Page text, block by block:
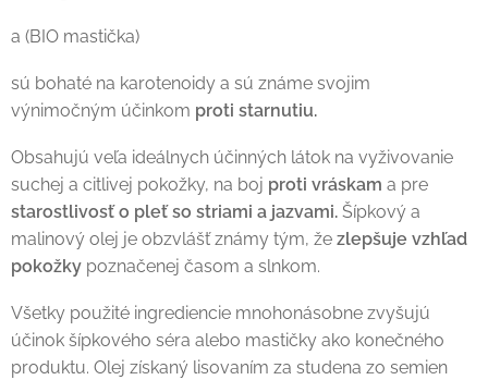
a (BIO mastička)
sú bohaté na karotenoidy a sú známe svojim
výnimočným účinkom proti starnutiu.
Obsahujú veľa ideálnych účinných látok na vyživovanie
suchej a citlivej pokožky, na boj proti vráskam a pre
starostlivosť o pleť so striami a jazvami. Šípkový a
malinový olej je obzvlášť známy tým, že zlepšuje vzhľad
pokožky poznačenej časom a slnkom.
Všetky použité ingrediencie mnohonásobne zvyšujú
účinok šípkového séra alebo mastičky ako konečného
produktu. Olej získaný lisovaním za studena zo semien